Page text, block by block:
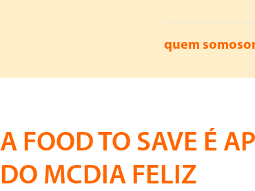
quem somos
A FOOD TO SAVE É
DO MCDIA FELIZ